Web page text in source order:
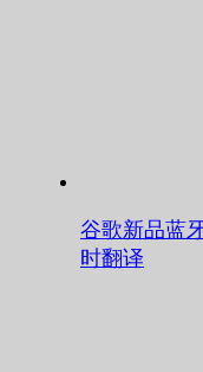
谷歌新品蓝
时翻译